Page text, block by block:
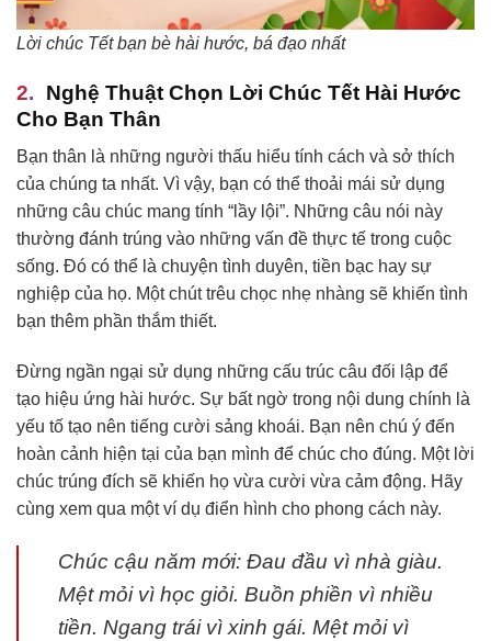
Lời chúc Tết bạn bè hài hước, bá đạo nhất
Nghệ Thuật Chọn Lời Chúc Tết Hài Hước
Cho Bạn Thân
Bạn thân là những người thấu hiểu tính cách và sở thích
của chúng ta nhất. Vì vậy, bạn có thể thoải mái sử dụng
những câu chúc mang tính “lầy lội”. Những câu nói này
thường đánh trúng vào những vấn đề thực tế trong cuộc
sống. Đó có thể là chuyện tình duyên, tiền bạc hay sự
nghiệp của họ. Một chút trêu chọc nhẹ nhàng sẽ khiến tình
bạn thêm phần thắm thiết.
Đừng ngần ngại sử dụng những cấu trúc câu đối lập để
tạo hiệu ứng hài hước. Sự bất ngờ trong nội dung chính là
yếu tố tạo nên tiếng cười sảng khoái. Bạn nên chú ý đến
hoàn cảnh hiện tại của bạn mình để chúc cho đúng. Một lời
chúc trúng đích sẽ khiến họ vừa cười vừa cảm động. Hãy
cùng xem qua một ví dụ điển hình cho phong cách này.
Chúc cậu năm mới: Đau đầu vì nhà giàu.
Mệt mỏi vì học giỏi. Buồn phiền vì nhiều
tiền. Ngang trái vì xinh gái. Mệt mỏi vì